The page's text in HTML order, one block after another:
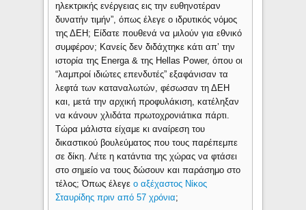
ηλεκτρικής ενέργειας εις την ευθηνοτέραν
δυνατήν τιμήν”, όπως έλεγε ο ιδρυτικός νόμος
της ΔΕΗ; Είδατε πουθενά να μιλούν για εθνικό
συμφέρον; Κανείς δεν διδάχτηκε κάτι απ’ την
ιστορία της Energa & της Hellas Ρower, όπου οι
“λαμπροί ιδιώτες επενδυτές” εξαφάνισαν τα
λεφτά των καταναλωτών, φέσωσαν τη ΔΕΗ
και, μετά την αρχική προφυλάκιση, κατέληξαν
να κάνουν χλιδάτα πρωτοχρονιάτικα πάρτι.
Τώρα μάλιστα είχαμε κι αναίρεση του
δικαστικού βουλεύματος που τους παρέπεμπε
σε δίκη. Λέτε η κατάντια της χώρας να φτάσει
στο σημείο να τους δώσουν και παράσημο στο
τέλος; Όπως έλεγεο αξέχαστος Νίκος
Σταυρίδης πριν από 57 χρόνια;